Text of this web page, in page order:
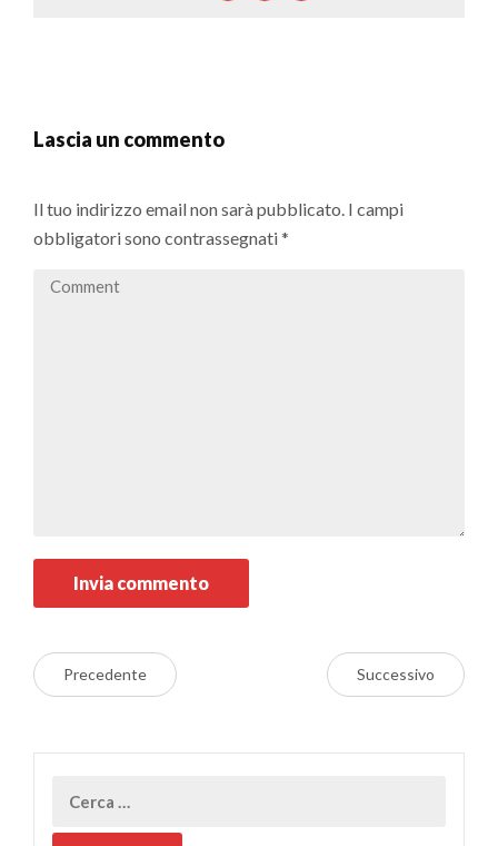
Lascia un commento
Il tuo indirizzo email non sarà pubblicato. I campi
obbligatori sono contrassegnati*
Precedente Successivo